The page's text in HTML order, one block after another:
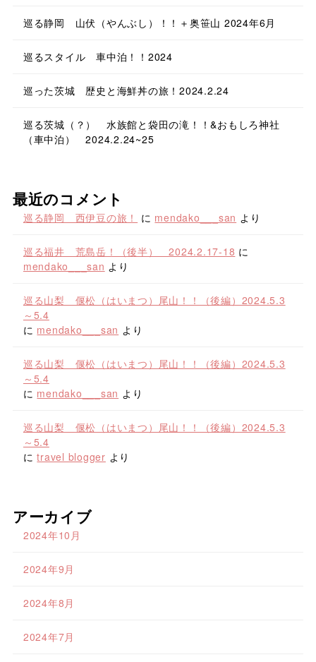
巡る静岡 山伏（やんぶし）！！＋奥笹山 2024年6月
巡るスタイル 車中泊！！2024
巡った茨城 歴史と海鮮丼の旅！2024.2.24
巡る茨城（？） 水族館と袋田の滝！！&おもしろ神社
（車中泊） 2024.2.24~25
最近のコメント
巡る静岡 西伊豆の旅！ に mendako___san より
巡る福井 荒島岳！（後半） 2024.2.17-18 に
mendako___san より
巡る山梨 偃松（はいまつ）尾山！！（後編）2024.5.3
～5.4
に mendako___san より
巡る山梨 偃松（はいまつ）尾山！！（後編）2024.5.3
～5.4
に mendako___san より
巡る山梨 偃松（はいまつ）尾山！！（後編）2024.5.3
～5.4
にtravel blogger より
アーカイブ
2024年10月
2024年9月
2024年8月
2024年7月